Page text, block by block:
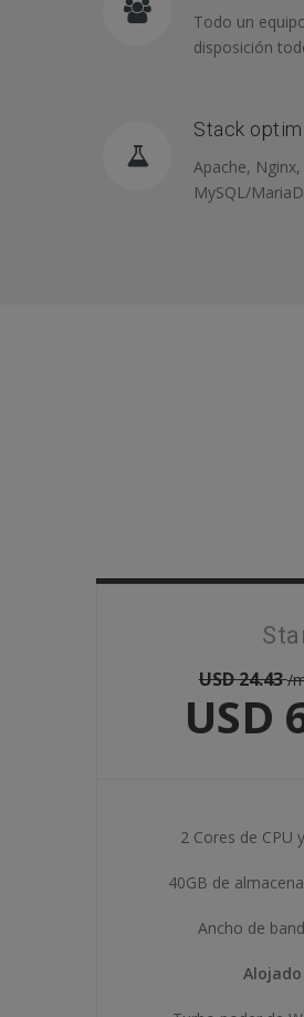
Todo un
disposición
Stack
Apache,
MySQL/
USD24.43 /
USD
2 Cores de
40GB de
Ancho de
Alojado